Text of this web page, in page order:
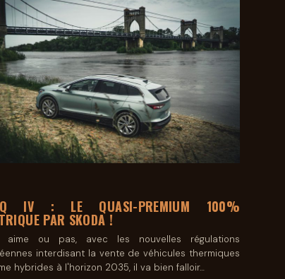
IV : LE QUASI-PREMIUM 100%
PAR SKODA !
aime ou pas, avec les nouvelles régulations
interdisant la vente de véhicules thermiques
hybrides à l'horizon 2035, il va bien falloir…